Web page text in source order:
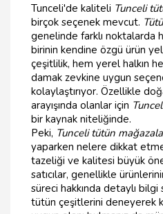
Tunceli'de kaliteli Tunceli
birçok seçenek mevcut.
genelinde farklı noktalarda
birinin kendine özgü ürün
çeşitlilik, hem yerel halkın
damak zevkine uygun
kolaylaştırıyor. Özellikle
arayışında olanlar için
bir kaynak niteliğinde.
Peki, Tunceli tütün
yaparken nelere dikkat
tazeliği ve kalitesi büyük
satıcılar, genellikle
süreci hakkında detaylı bilgi
tütün çeşitlerini deneyerek